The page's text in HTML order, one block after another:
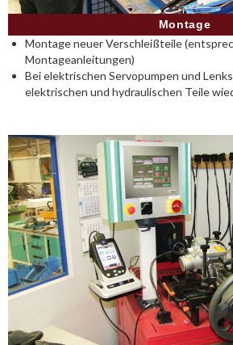
Montage
Montage neuer Verschleißteile
Montageanleitungen)
Bei elektrischen Servopumpen und
elektrischen und hydraulischen Teile